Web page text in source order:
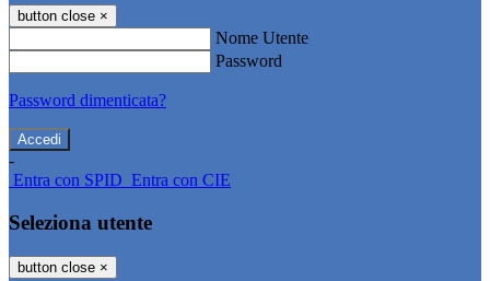
button close ×
Nome Utente
Password
Password dimenticata?
-
Entra con SPID Entra con CIE
Seleziona utente
button close ×